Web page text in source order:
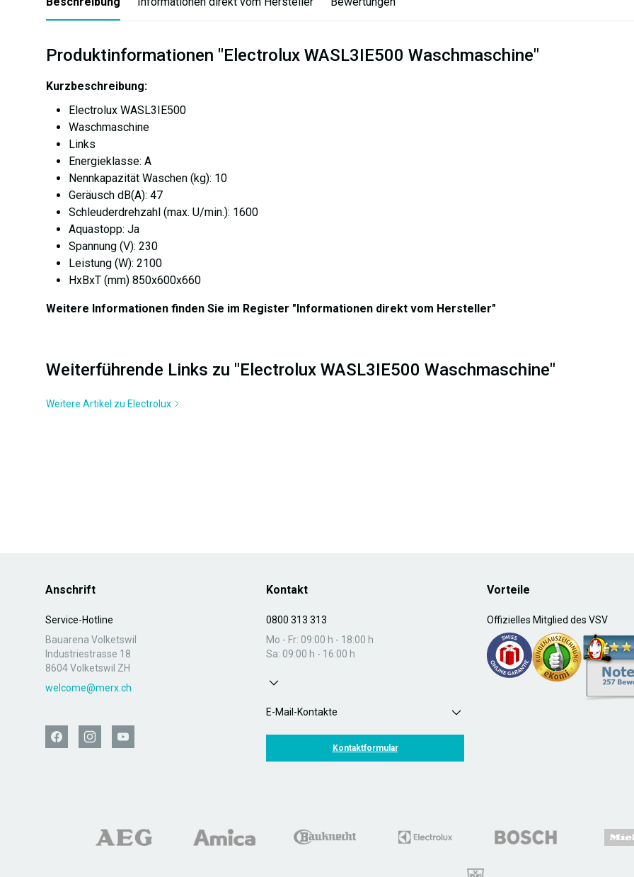
Produktinformationen "Electrolux WASL3IE500 Waschmaschine"
Kurzbeschreibung:
Electrolux WASL3IE500
Waschmaschine
Links
Energieklasse: A
Nennkapazität Waschen (kg): 10
Geräusch dB(A): 47
Schleuderdrehzahl (max. U/min.): 1600
Aquastopp: Ja
Spannung (V): 230
Leistung (W): 2100
HxBxT (mm) 850x600x660
Weitere Informationen finden Sie im Register "Informationen direkt vom Hersteller"
Weiterführende Links zu "Electrolux WASL3IE500 Waschmaschine"
Weitere Artikel zu Electrolux
Anschrift
Service-Hotline
Bauarena Volketswil
Industriestrasse 18
8604 Volketswil ZH
welcome@merx.ch
Kontakt
0800 313 313
Mo - Fr: 09:00 h - 18:00 h
Sa: 09:00 h - 16:00 h
E-Mail-Kontakte
Kontaktformular
Vorteile
Offizielles Mitglied des VSV